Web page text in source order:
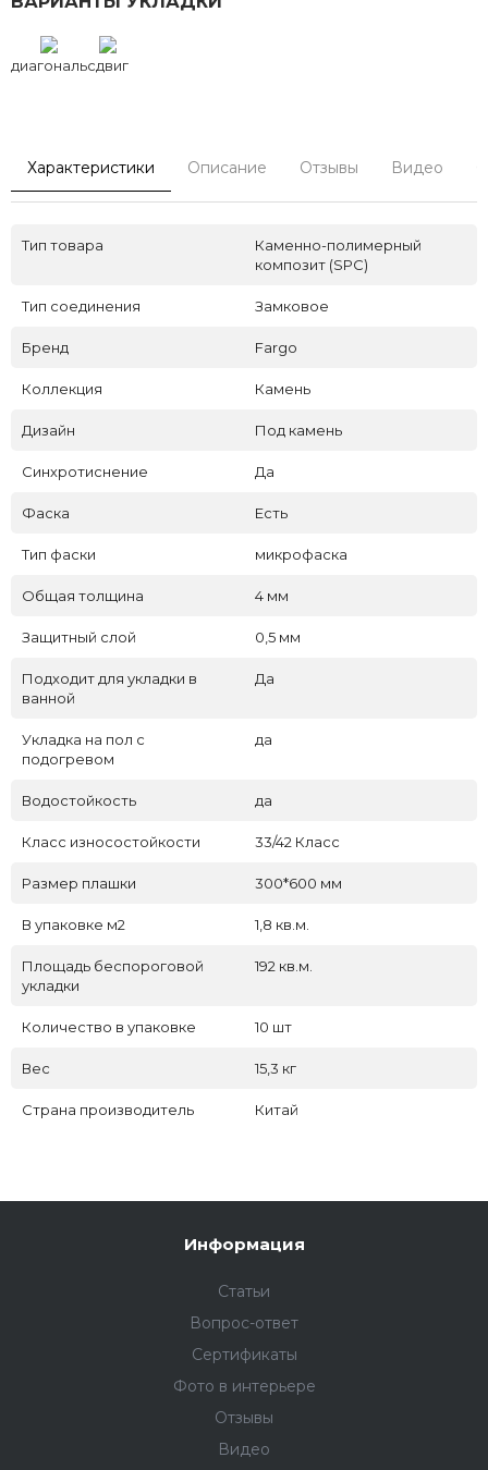
диагональсдвиг
Характеристики Описание Отзывы Видео
Тип товара
Каменно-полимерный
композит (SPC)
Тип соединения Замковое
Бренд Fargo
Коллекция Камень
Дизайн Под камень
Синхротиснение Да
Фаска Есть
Тип фаски микрофаска
Общая толщина 4 мм
Защитный слой 0,5 мм
Подходит для укладки в
ванной
Да
Укладка на пол c
подогревом
да
Водостойкость да
Класс износостойкости 33/42 Класс
Размер плашки 300*600 мм
В упаковке м2 1,8 кв.м.
Площадь беспороговой
укладки
192 кв.м.
Количество в упаковке 10 шт
Вес 15,3 кг
Страна производитель Китай
Информация
Статьи
Вопрос-ответ
Сертификаты
Фото в интерьере
Отзывы
Видео